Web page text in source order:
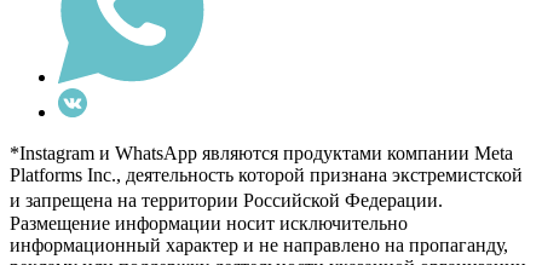
*Instagram и WhatsApp являются продуктами компании Meta
Platforms Inc., деятельность которой признана экстремистской
и запрещена на территории Российской Федерации.
Размещение информации носит исключительно
информационный характер и не направлено на пропаганду,